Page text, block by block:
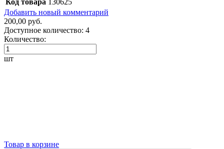
Добавить новый комментарий
200,00 руб.
Доступное количество: 4
Количество:
шт
Товар в корзине